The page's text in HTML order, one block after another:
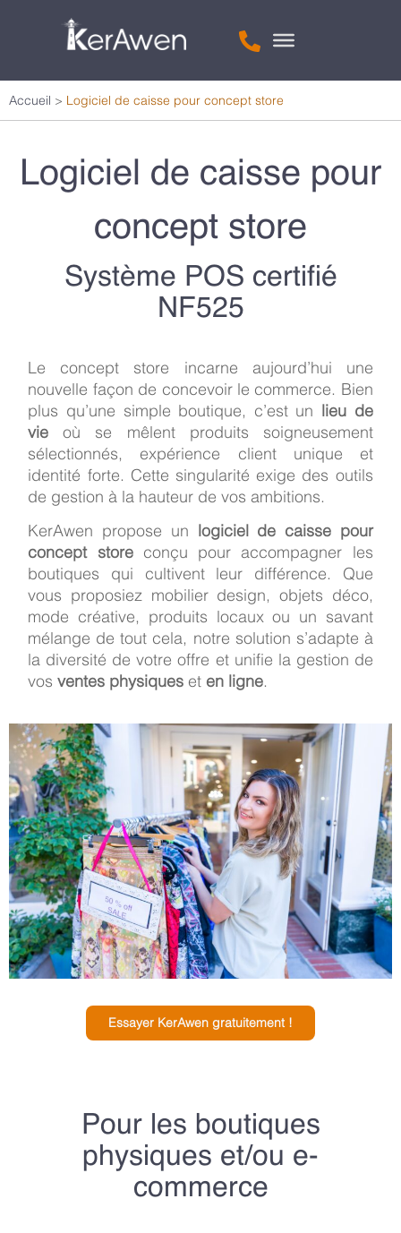
Accueil > Logiciel de caisse pour concept store
Logiciel de caisse pour
concept store
Système POS certifié
NF525
Le concept store incarne aujourd’hui une
nouvelle façon de concevoir le commerce. Bien
plus qu’une simple boutique, c’est un lieu de
vie où se mêlent produits soigneusement
sélectionnés, expérience client unique et
identité forte. Cette singularité exige des outils
de gestion à la hauteur de vos ambitions.
KerAwen propose un logiciel de caisse pour
concept storeconçu pour accompagner les
boutiques qui cultivent leur différence. Que
vous proposiez mobilier design, objets déco,
mode créative, produits locaux ou un savant
mélange de tout cela, notre solution s’adapte à
la diversité de votre offre et unifie la gestion de
vosventes physiques et en ligne.
Essayer KerAwen gratuitement !
Pour les boutiques
physiques et/ou e-
commerce